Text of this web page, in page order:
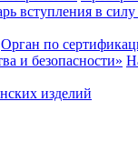
вступления в силу
Орган по
и безопасности»
изделий